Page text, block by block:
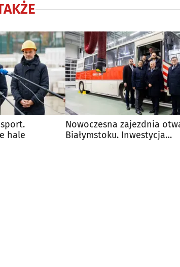
hale
Nowoczesna zajezdnia
Białymstoku. Inwestycja